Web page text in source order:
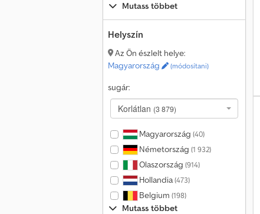
Mutass többet
Helyszín
Az Ön észlelt helye:
Magyarország
(módosítani)
sugár:
Korlátlan (3 879)
Magyarország (40)
Németország (1 932)
Olaszország (914)
Hollandia(473)
Belgium (198)
Mutass többet